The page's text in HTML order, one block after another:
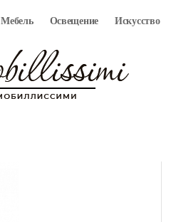
Мебель Освещение Искусство